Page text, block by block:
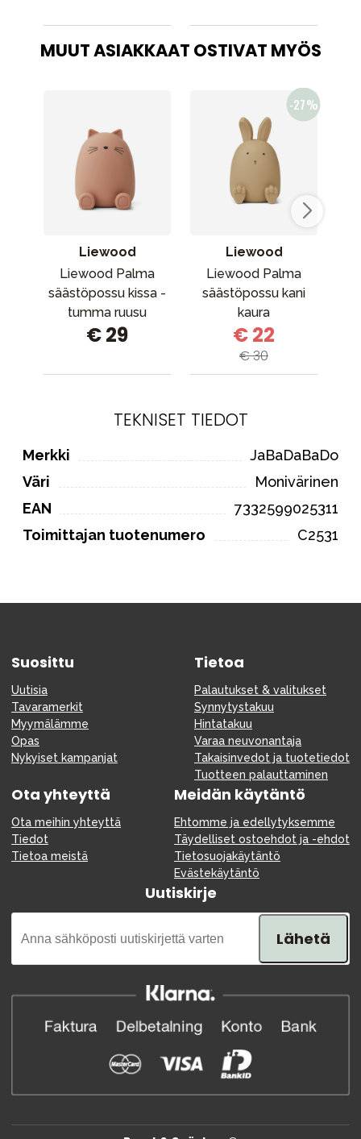
MUUT ASIAKKAAT OSTIVAT MYÖS
Liewood
Liewood Palma
säästöpossu kissa -
tumma ruusu
€ 29
Liewood
Liewood Palma
säästöpossu kani
kaura
€ 22
€ 30
TEKNISET TIEDOT
Merkki
JaBaDaBaDo
Väri
Monivärinen
EAN
7332599025311
Toimittajan tuotenumero
C2531
Suosittu
Uutisia
Tavaramerkit
Myymälämme
Opas
Nykyiset kampanjat
Tietoa
Palautukset & valitukset
Synnytystakuu
Hintatakuu
Varaa neuvonantaja
Takaisinvedot ja tuotetiedot
Tuotteen palauttaminen
Ota yhteyttä
Ota meihin yhteyttä
Tiedot
Tietoa meistä
Meidän käytäntö
Ehtomme ja edellytyksemme
Täydelliset ostoehdot ja -ehdot
Tietosuojakäytäntö
Evästekäytäntö
Uutiskirje
Lähetä